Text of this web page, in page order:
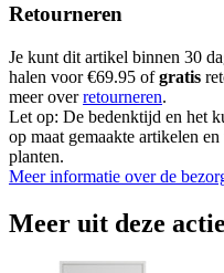
Retourneren
Je kunt dit artikel binnen 30
halen voor €69.95 ofgratis
meer overretourneren.
Let op: De bedenktijd en het
op maat gemaakte artikelen
planten.
Meer informatie over de
Meer uit deze actie